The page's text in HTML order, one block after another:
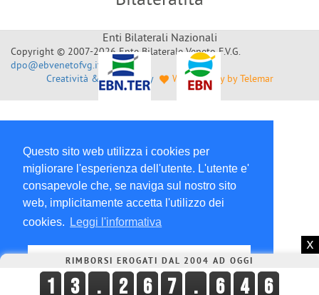
Questo sito web utilizza i cookies per
migliorare l'esperienza dell'utente. L'utente e'
consapevole che, se naviga sul nostro sito
web, implicitamente accetta l'utilizzo dei
cookies.
Leggi l'informativa
Chiudi
x
RIMBORSI EROGATI DAL 2004 AD OGGI
Enti Bilaterali Nazionali
Copyright © 2007-2026 Ente Bilaterale Veneto F.V.G.
dpo@ebvenetofvg.it
Creatività & Sviluppo by
Web Agency by Telemar